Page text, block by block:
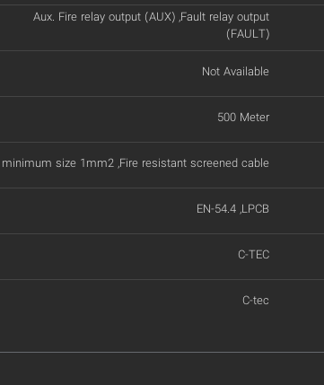
Aux. Fire relay output (AUX) ,Fault relay output
(FAULT)
Not Available
500 Meter
minimum size 1mm2 ,Fire resistant screened cable
EN-54.4 ,LPCB
C-TEC
C-tec